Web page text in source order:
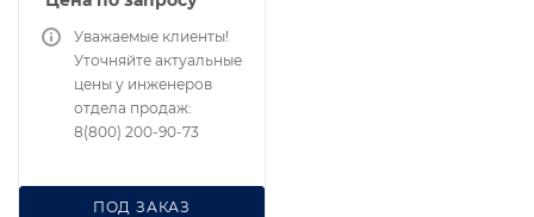
ПОД ЗАКАЗ
Уважаемые клиенты!
Уточняйте актуальные
цены у инженеров
отдела продаж:
8(800) 200-90-73